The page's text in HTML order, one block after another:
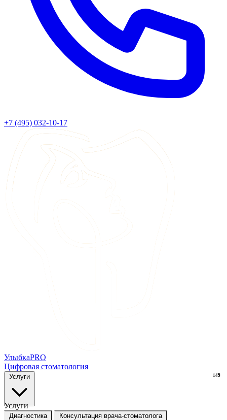
+7 (495) 032-10-17
УлыбкаPRO
Цифровая стоматология
Услуги
Услуги
Диагностика Консультация врача-стоматолога
9
149